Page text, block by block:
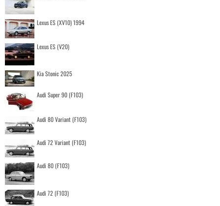
Lexus ES (XV10) 1994
Lexus ES (V20)
Kia Stonic 2025
Audi Super 90 (F103)
Audi 80 Variant (F103)
Audi 72 Variant (F103)
Audi 80 (F103)
Audi 72 (F103)